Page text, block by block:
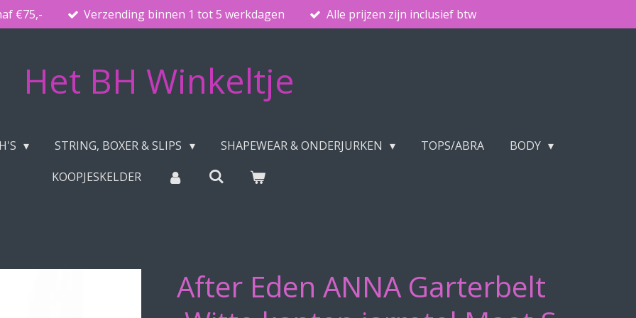
€75,- Verzending binnen 1 tot 5 werkdagen Alle prijzen zijn inclusief btw
Het BH Winkeltje
STRING, BOXER & SLIPS SHAPEWEAR & ONDERJURKEN TOPS/ABRA
BODY
KOOPJESKELDER
After Eden ANNA Garterbelt